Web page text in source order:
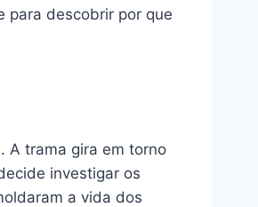
para descobrir por que
A trama gira em torno
investigar os
a vida dos